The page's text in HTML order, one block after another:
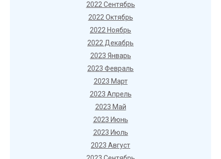
2022 Сентябрь
2022 Октябрь
2022 Ноябрь
2022 Декабрь
2023 Январь
2023 Февраль
2023 Март
2023 Апрель
2023 Май
2023 Июнь
2023 Июль
2023 Август